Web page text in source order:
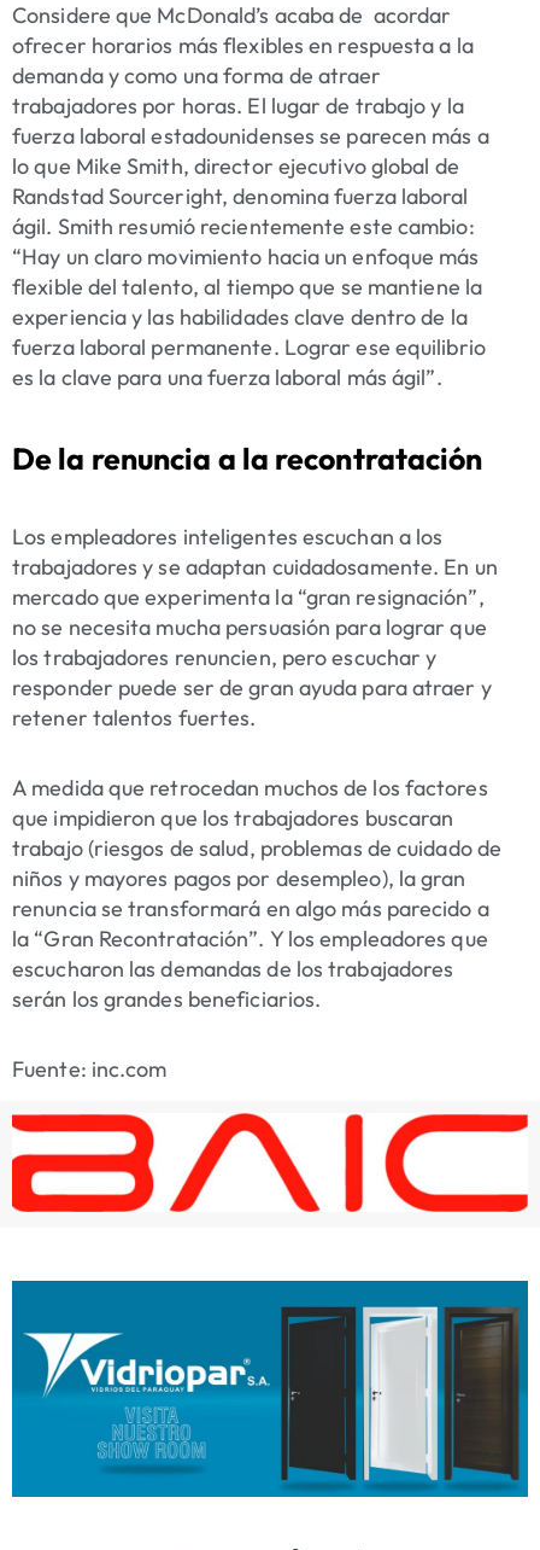
Considere que McDonald’s acaba de acordar
ofrecer horarios más flexibles en respuesta a la
demanda y como una forma de atraer
trabajadores por horas. El lugar de trabajo y la
fuerza laboral estadounidenses se parecen más a
lo que Mike Smith, director ejecutivo global de
Randstad Sourceright, denominafuerza laboral
ágil. Smith resumió recientemente este cambio:
“Hay un claro movimiento hacia un enfoque más
flexible del talento, al tiempo que se mantiene la
experiencia y las habilidades clave dentro de la
fuerza laboral permanente. Lograr ese equilibrio
es la clave para una fuerza laboral más ágil”.
De la renuncia a la recontratación
Los empleadores inteligentes escuchan a los
trabajadores y se adaptan cuidadosamente. En un
mercado que experimenta la “gran resignación”,
no se necesita mucha persuasión para lograr que
los trabajadores renuncien, pero escuchar y
responder puede ser de gran ayuda para atraer y
retener talentos fuertes.
A medida que retrocedan muchos de los factores
que impidieron que los trabajadores buscaran
trabajo (riesgos de salud, problemas de cuidado de
niños y mayores pagos por desempleo), la gran
renuncia se transformará en algo más parecido a
la “Gran Recontratación”. Y los empleadores que
escucharon las demandas de los trabajadores
serán los grandes beneficiarios.
Fuente: inc.com